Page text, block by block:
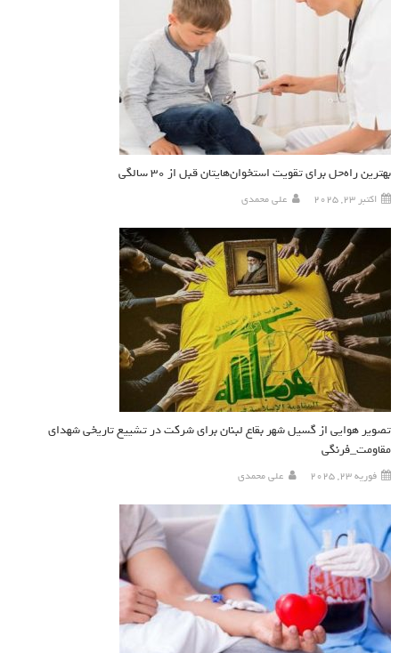
بهترین راه‌حل برای تقویت استخوان‌هایتان قبل از 30 سالگی
اکتبر 23, 2025 علی محمدی
تصویر هوایی از گسیل شهر بقاع لبنان برای شرکت در تشییع تاریخی شهدای
مقاومت_فرنگی
فوریه 23, 2025 علی محمدی